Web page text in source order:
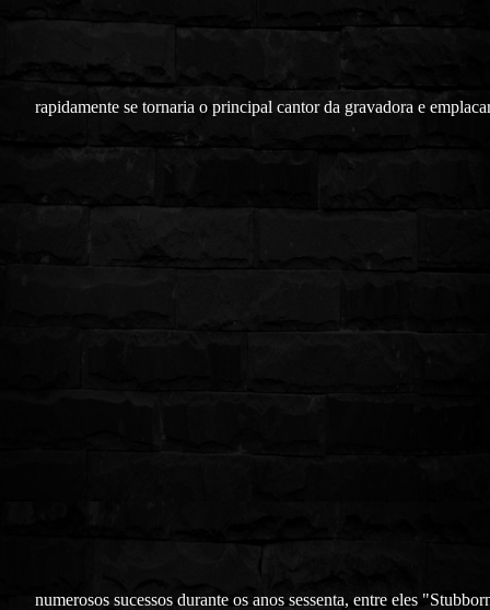
rapidamente se tornaria o principal cantor da gravadora e
numerosos sucessos durante os anos sessenta, entre eles